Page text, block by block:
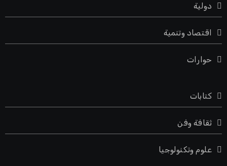
دولية
اقتصاد وتنمية
حوارات
كتابات
ثقافة وفن
علوم وتكنولوجيا